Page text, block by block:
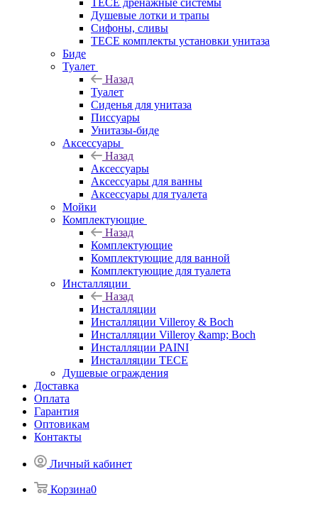
TECE дренажные системы
Душевые лотки и трапы
Сифоны, сливы
TECE комплекты установки унитаза
Биде
Туалет
Назад
Туалет
Сиденья для унитаза
Писсуары
Унитазы-биде
Аксессуары
Назад
Аксессуары
Аксессуары для ванны
Аксессуары для туалета
Мойки
Комплектующие
Назад
Комплектующие
Комплектующие для ванной
Комплектующие для туалета
Инсталляции
Назад
Инсталляции
Инсталляции Villeroy & Boch
Инсталляции Villeroy &amp; Boch
Инсталляции PAINI
Инсталляции TECE
Душевые ограждения
Доставка
Оплата
Гарантия
Оптовикам
Контакты
Личный кабинет
Корзина0